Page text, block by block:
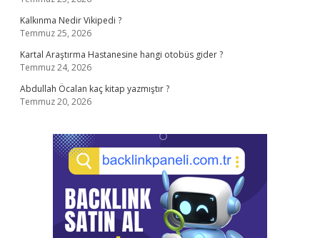
Kalkınma Nedir Vikipedi ?
Temmuz 25, 2026
Kartal Araştırma Hastanesine hangi otobüs gider ?
Temmuz 24, 2026
Abdullah Öcalan kaç kitap yazmıştır ?
Temmuz 20, 2026